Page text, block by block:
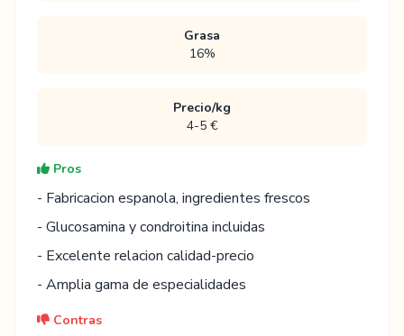
Grasa
16%
Precio/kg
4-5 €
Pros
- Fabricacion espanola, ingredientes frescos
- Glucosamina y condroitina incluidas
- Excelente relacion calidad-precio
- Amplia gama de especialidades
Contras